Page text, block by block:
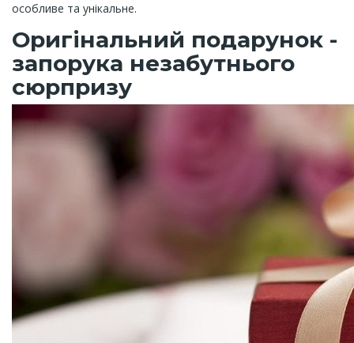
особливе та унікальне.
Оригінальний подарунок -
запорука незабутнього
сюрпризу